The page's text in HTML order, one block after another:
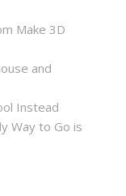
Make 3D
and
Instead
Way to Go is